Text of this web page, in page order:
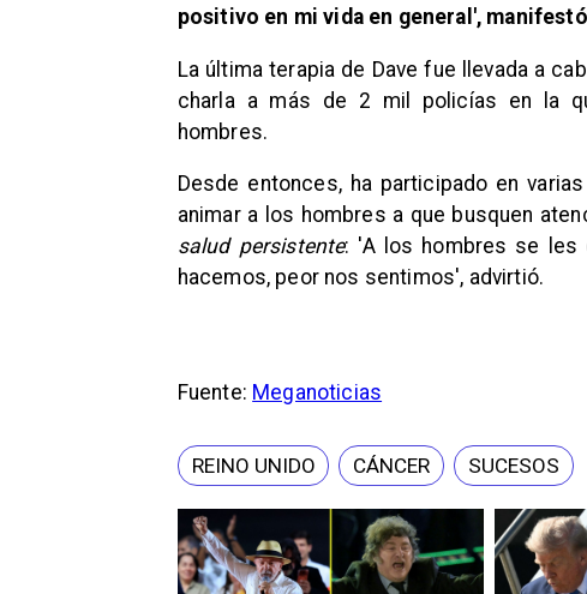
positivo en mi vida en general',
La última terapia de Dave fue llevada a
charla a más de 2 mil policías en la
hombres.
Desde entonces, ha participado en
animar a los hombres a que busquen
salud persistente: 'A los hombres se les
hacemos, peor nos sentimos', advirtió.
Fuente: Meganoticias
REINO UNIDO CÁNCER SUCESOS